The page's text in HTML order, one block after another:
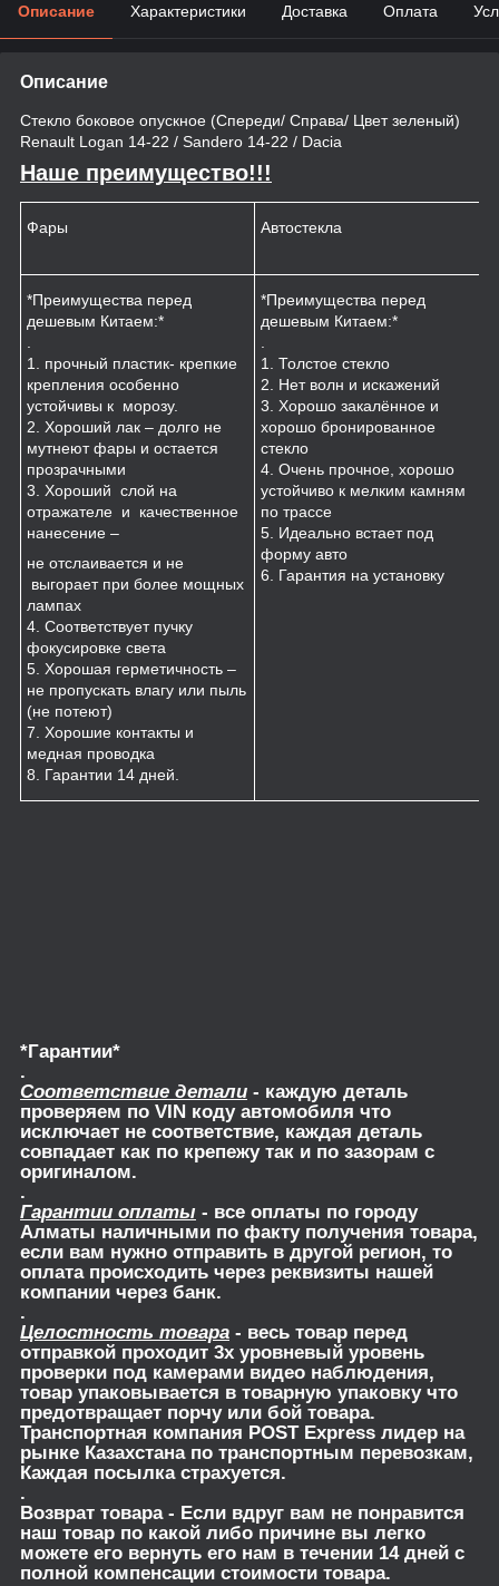
Описание Характеристики Доставка Оплата
Описание
Стекло боковое опускное (Спереди/ Справа/ Цвет зеленый)
Renault Logan 14-22 / Sandero 14-22 / Dacia
Наше преимущество!!!
Фары Автостекла
*Преимущества перед
дешевым Китаем:*
.
1. прочный пластик- крепкие
крепления особенно
устойчивы к морозу.
2. Хороший лак – долго не
мутнеют фары и остается
прозрачными
3. Хороший слой на
отражателе и качественное
нанесение –
не отслаивается и не
выгорает при более мощных
лампах
4. Соответствует пучку
фокусировке света
5. Хорошая герметичность –
не пропускать влагу или пыль
(не потеют)
7. Хорошие контакты и
медная проводка
8. Гарантии 14 дней.
*Преимущества перед
дешевым Китаем:*
.
1. Толстое стекло
2. Нет волн и искажений
3. Хорошо закалённое и
хорошо бронированное
стекло
4. Очень прочное, хорошо
устойчиво к мелким камням
по трассе
5. Идеально встает под
форму авто
6. Гарантия на установку
*Гарантии*
.
Соответствие детали - каждую деталь
проверяем по VIN коду автомобиля что
исключает не соответствие, каждая деталь
совпадает как по крепежу так и по зазорам с
оригиналом.
.
Гарантии оплаты - все оплаты по городу
Алматы наличными по факту получения товара,
если вам нужно отправить в другой регион, то
оплата происходить через реквизиты нашей
компании через банк.
.
Целостность товара - весь товар перед
отправкой проходит 3х уровневый уровень
проверки под камерами видео наблюдения,
товар упаковывается в товарную упаковку что
предотвращает порчу или бой товара.
Транспортная компания POST Express лидер на
рынке Казахстана по транспортным перевозкам,
Каждая посылка страхуется.
.
Возврат товара- Если вдруг вам не понравится
наш товар по какой либо причине вы легко
можете его вернуть его нам в течении 14 дней с
полной компенсации стоимости товара.